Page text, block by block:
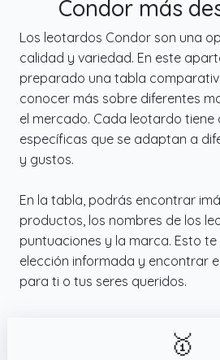
Condor más
Los leotardos Condor son una
calidad y variedad. En este
preparado una tabla
conocer más sobre diferentes
el mercado. Cada leotardo
específicas que se adaptan a
y gustos.
En la tabla, podrás encontrar
productos, los nombres de los
puntuaciones y la marca. Esto
elección informada y encontrar
para ti o tus seres queridos.
🥇